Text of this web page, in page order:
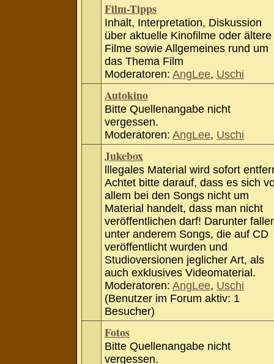
Film-Tipps
Inhalt, Interpretation, Diskussion
über aktuelle Kinofilme oder ältere
Filme sowie Allgemeines rund um
das Thema Film
Moderatoren: AngLee, Uschi
Autokino
Bitte Quellenangabe nicht
vergessen.
Moderatoren: AngLee, Uschi
Jukebox
lllegales Material wird sofort
Achtet bitte darauf, dass es sich
allem bei den Songs nicht um
Material handelt, dass man nicht
veröffentlichen darf! Darunter
unter anderem Songs, die auf CD
veröffentlicht wurden und
Studioversionen jeglicher Art, als
auch exklusives Videomaterial.
Moderatoren: AngLee, Uschi
(Benutzer im Forum aktiv: 1
Besucher)
Fotos
Bitte Quellenangabe nicht
vergessen.